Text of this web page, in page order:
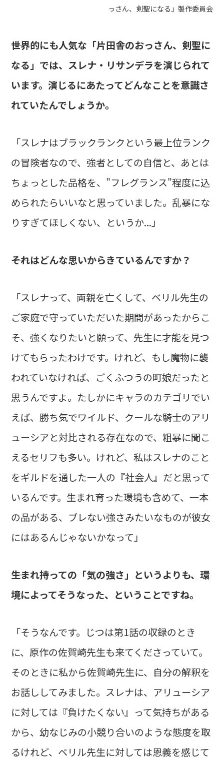
っさん、剣聖になる」製作委員会
――世界的にも人気な「片田舎のおっさん、剣聖に
なる」では、スレナ・リサンデラを演じられて
います。演じるにあたってどんなことを意識さ
れていたんでしょうか。
「スレナはブラックランクという最上位ランク
の冒険者なので、強者としての自信と、あとは
ちょっとした品格を、"フレグランス"程度に込
められたらいいなと思っていました。乱暴にな
りすぎてほしくない、というか...」
――それはどんな思いからきているんですか？
「スレナって、両親を亡くして、ベリル先生の
ご家庭で守っていただいた期間があったからこ
そ、強くなりたいと願って、先生に才能を見つ
けてもらったわけです。けれど、もし魔物に襲
われていなければ、ごくふつうの町娘だったと
思うんですよ。たしかにキャラのカテゴリでい
えば、勝ち気でワイルド、クールな騎士のアリ
ューシアと対比される存在なので、粗暴に聞こ
えるセリフも多い。けれど、私はスレナのこと
をギルドを通した一人の『社会人』だと思って
いるんです。生まれ育った環境も含めて、一本
の品がある、ブレない強さみたいなものが彼女
にはあるんじゃないかなって」
――生まれ持っての「気の強さ」というよりも、環
境によってそうなった、ということですね。
「そうなんです。じつは第1話の収録のとき
に、原作の佐賀崎先生も来てくださっていて。
そのときに私から佐賀崎先生に、自分の解釈を
お話ししてみました。スレナは、アリューシア
に対しては『負けたくない』って気持ちがある
から、幼なじみの小競り合いのような態度を取
るけれど、ベリル先生に対しては恩義を感じて